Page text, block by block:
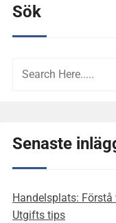
Sök
Senaste
Handelsplats:
Utgifts tips